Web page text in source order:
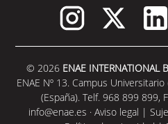
© 2026 ENAE INTERNATIONAL
ENAE Nº 13. Campus
(España). Telf. 968 899 899,
info@enae.es · Aviso legal |